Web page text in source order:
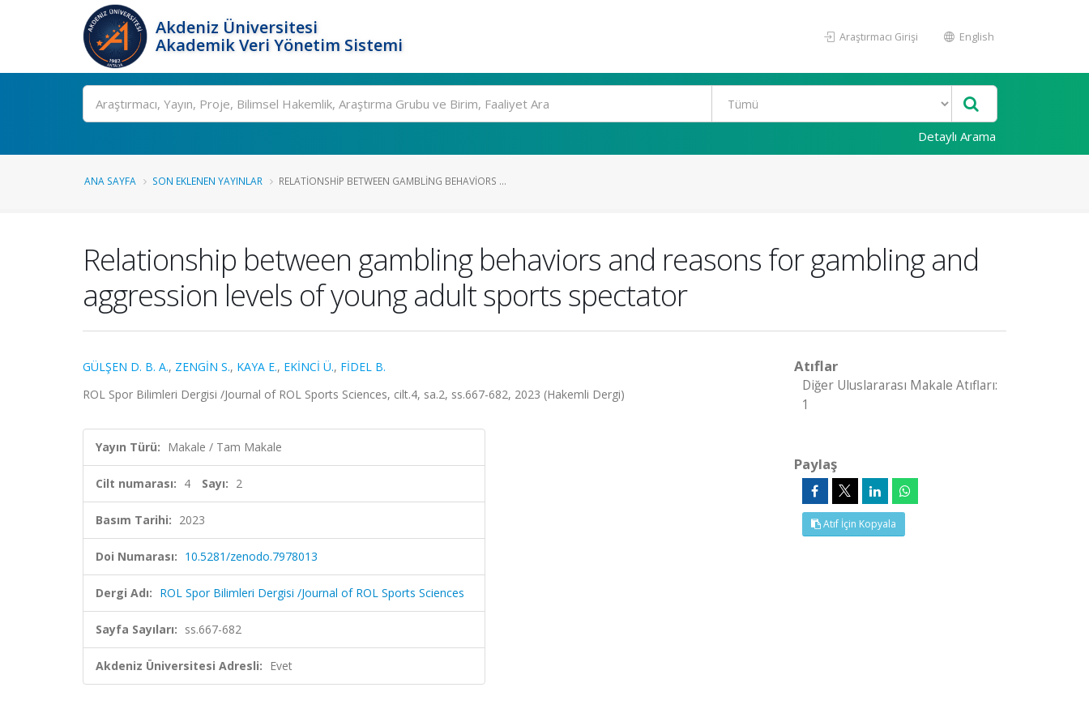
Akdeniz Üniversitesi
Akademik Veri Yönetim Sistemi
Araştırmacı Girişi English
Ara
Detaylı Arama
ANA SAYFA SON EKLENEN YAYINLAR RELATIONSHIP BETWEEN GAMBLING BEHAVIORS ...
Relationship between gambling behaviors and reasons for gambling and
aggression levels of young adult sports spectator
GÜLŞEN D. B. A., ZENGİN S., KAYA E., EKİNCİ Ü., FİDEL B.
ROL Spor Bilimleri Dergisi /Journal of ROL Sports Sciences, cilt.4, sa.2, ss.667-682, 2023 (Hakemli Dergi)
Yayın Türü: Makale / Tam Makale
Cilt numarası: 4 Sayı: 2
Basım Tarihi: 2023
Doi Numarası: 10.5281/zenodo.7978013
Dergi Adı: ROL Spor Bilimleri Dergisi /Journal of ROL Sports Sciences
Sayfa Sayıları: ss.667-682
Akdeniz Üniversitesi Adresli: Evet
Atıflar
Diğer Uluslararası Makale Atıfları:
1
Paylaş
Atıf İçin Kopyala